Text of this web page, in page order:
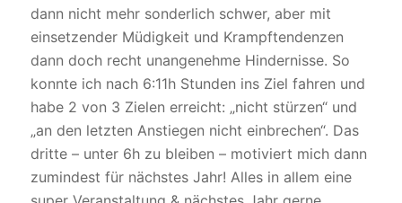
dann nicht mehr sonderlich schwer, aber mit
einsetzender Müdigkeit und Krampftendenzen
dann doch recht unangenehme Hindernisse. So
konnte ich nach 6:11h Stunden ins Ziel fahren und
habe 2 von 3 Zielen erreicht: „nicht stürzen“ und
„an den letzten Anstiegen nicht einbrechen“. Das
dritte – unter 6h zu bleiben – motiviert mich dann
zumindest für nächstes Jahr! Alles in allem eine